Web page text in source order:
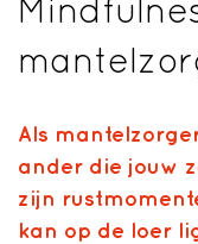
Als
ander die jouw
zijn
kan op de loer